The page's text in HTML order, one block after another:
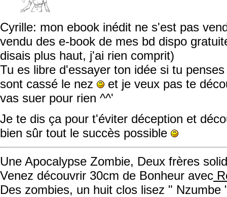
Cyrille: mon ebook inédit ne s'est pas
vendu des e-book de mes bd dispo
disais plus haut, j'ai rien comprit)
Tu es libre d'essayer ton idée si tu
sont cassé le nez
et je veux pas te
vas suer pour rien ^^'
Je te dis ça pour t'éviter déception et
bien sûr tout le succès possible
Une Apocalypse Zombie, Deux frères
Venez découvrir 30cm de Bonheur avec
Des zombies, un huit clos lisez " Nzumbe